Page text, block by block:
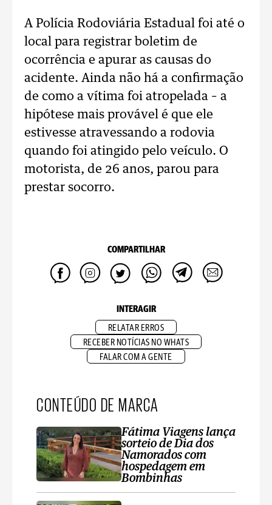
A Polícia Rodoviária Estadual foi até o
local para registrar boletim de
ocorrência e apurar as causas do
acidente. Ainda não há a confirmação
de como a vítima foi atropelada – a
hipótese mais provável é que ele
estivesse atravessando a rodovia
quando foi atingido pelo veículo. O
motorista, de 26 anos, parou para
prestar socorro.
COMPARTILHAR
INTERAGIR
RELATAR ERROS
RECEBER NOTÍCIAS NO WHATS
FALAR COM A GENTE
CONTEÚDO DE MARCA
Fátima Viagens lança
sorteio de Dia dos
Namorados com
hospedagem em
Bombinhas